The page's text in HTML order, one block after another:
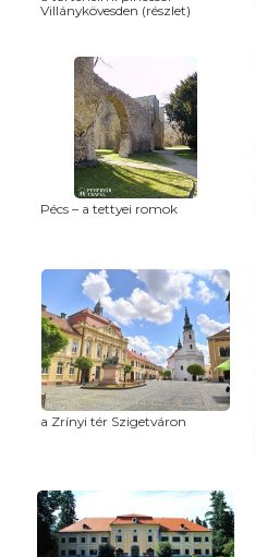
Villánykövesden (részlet)
Pécs – a tettyei romok
a Zrínyi tér Szigetváron